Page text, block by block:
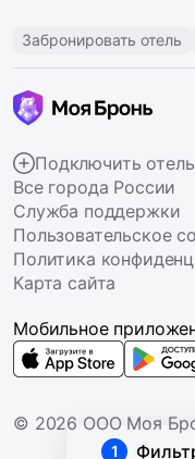
1
Забронировать отель
Подключить отель
Все города России
Служба поддержки
Пользовательское
Политика
Карта сайта
© 2026 ООО Моя
Мобильное